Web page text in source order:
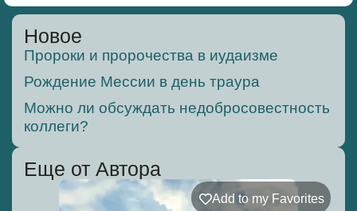
Новое
Пророки и пророчества в иудаизме
Рождение Мессии в день траура
Можно ли обсуждать недобросовестность
коллеги?
Еще от Автора
Add to my Favorites